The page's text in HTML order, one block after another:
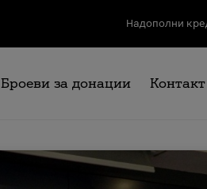
Надополни
Броеви за донации Контакт